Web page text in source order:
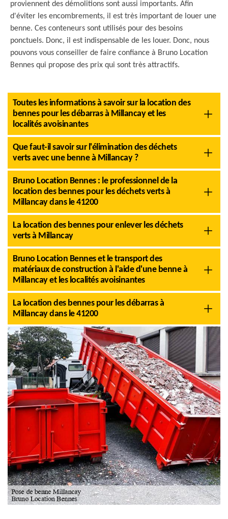
proviennent des démolitions sont aussi importants. Afin
d'éviter les encombrements, il est très important de louer une
benne. Ces conteneurs sont utilisés pour des besoins
ponctuels. Donc, il est indispensable de les louer. Donc, nous
pouvons vous conseiller de faire confiance à Bruno Location
Bennes qui propose des prix qui sont très attractifs.
Toutes les informations à savoir sur la location des
bennes pour les débarras à Millancay et les
localités avoisinantes
Que faut-il savoir sur l'élimination des déchets
verts avec une benne à Millancay ?
Bruno Location Bennes : le professionnel de la
location des bennes pour les déchets verts à
Millancay dans le 41200
La location des bennes pour enlever les déchets
verts à Millancay
Bruno Location Bennes et le transport des
matériaux de construction à l'aide d'une benne à
Millancay et les localités avoisinantes
La location des bennes pour les débarras à
Millancay dans le 41200